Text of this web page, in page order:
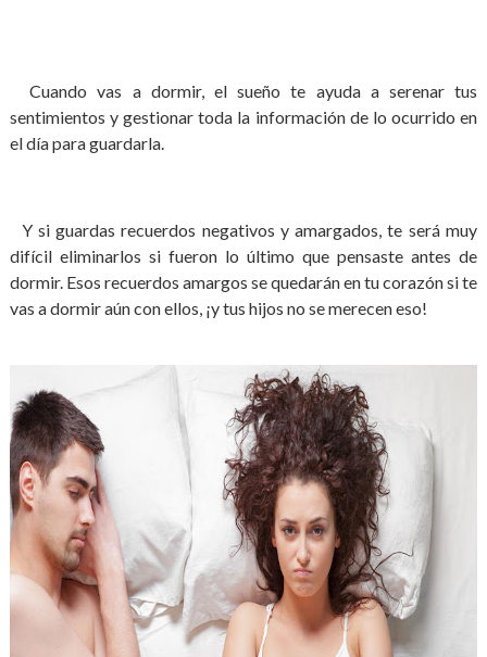
Cuando vas a dormir, el sueño te ayuda a serenar tus
sentimientos y gestionar toda la información de lo ocurrido en
el día para guardarla.
Y si guardas recuerdos negativos y amargados, te será muy
difícil eliminarlos si fueron lo último que pensaste antes de
dormir. Esos recuerdos amargos se quedarán en tu corazón si te
vas a dormir aún con ellos, ¡y tus hijos no se merecen eso!